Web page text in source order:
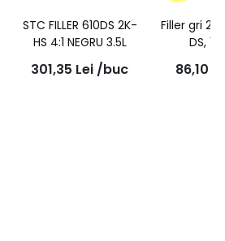
STC FILLER 610DS 2K-
HS 4:1 NEGRU 3.5L
301,35 Lei /buc
Filler gri 2K,
DS, 1L
86,10